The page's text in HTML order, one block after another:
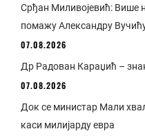
Срђан Миливојевић: Више
помажу Александру
07.08.2026
Др Радован Караџић –
07.08.2026
Док се министар Мали
каси милијарду евра